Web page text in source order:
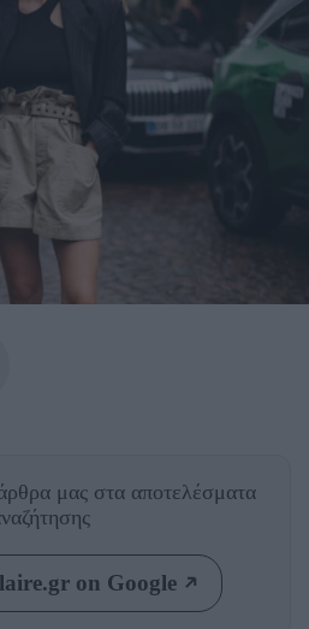
μας στα αποτελέσματα
on Google